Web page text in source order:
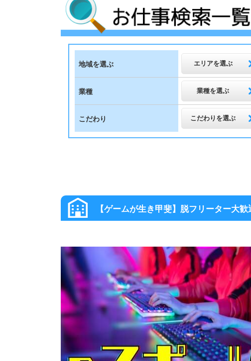
地域を選ぶ エリアを選ぶ
業種 業種を選ぶ
こだわり こだわりを選ぶ
大阪その他 の高収入求人スグナビ
【ゲームが生き甲斐】脱フリーター